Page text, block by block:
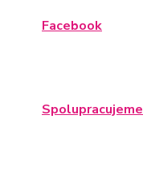
Facebook
Spolupracujeme